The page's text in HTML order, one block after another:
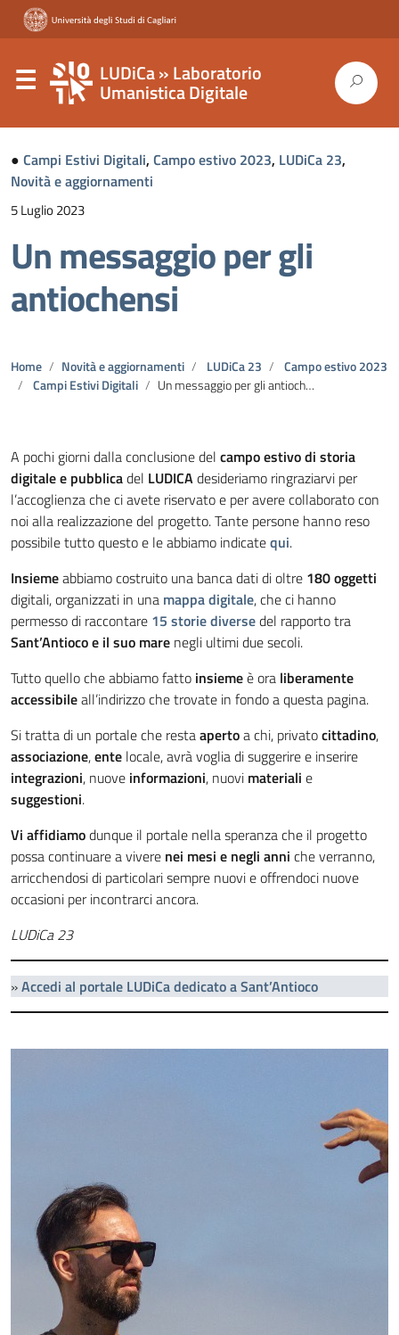
LUDiCa » Laboratorio
Umanistica Digitale
● Campi Estivi Digitali, Campo estivo 2023, LUDiCa 23,
Novità e aggiornamenti
5 Luglio 2023
Un messaggio per gli
antiochensi
Home Novità e aggiornamenti LUDiCa 23
Campo estivo 2023
Campi Estivi Digitali
Un messaggio per gli antiochensi
A pochi giorni dalla conclusione del campo estivo di storia
digitale e pubblicadel LUDICAdesideriamo ringraziarvi per
l’accoglienza che ci avete riservato e per avere collaborato con
noi alla realizzazione del progetto. Tante persone hanno reso
possibile tutto questo e le abbiamo indicatequi.
Insiemeabbiamo costruito una banca dati di oltre 180 oggetti
digitali, organizzati in una mappa digitale, che ci hanno
permesso di raccontare 15 storie diversedel rapporto tra
Sant’Antioco e il suo mare negli ultimi due secoli.
Tutto quello che abbiamo fatto insiemeè ora liberamente
accessibileall’indirizzo che trovate in fondo a questa pagina.
Si tratta di un portale che restaapertoa chi, privatocittadino,
associazione,ente locale, avrà voglia di suggerire e inserire
integrazioni, nuove informazioni, nuovi materiali e
suggestioni.
Vi affidiamodunque il portale nella speranza che il progetto
possa continuare a vivere nei mesi e negli anni che verranno,
arricchendosi di particolari sempre nuovi e offrendoci nuove
occasioni per incontrarci ancora.
LUDiCa 23
»Accedi al portale LUDiCa dedicato a Sant’Antioco